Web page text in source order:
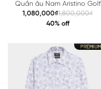
Quần âu Nam Aristino Golf
ATRG2602
1,080,000₫1,800,000₫
40% off